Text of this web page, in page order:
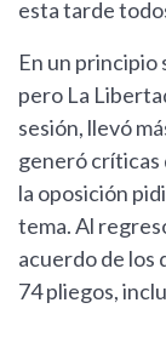
esta tarde
En un principio
pero La
sesión, llevó
generó críticas
la oposición
tema. Al
acuerdo de los
74 pliegos,